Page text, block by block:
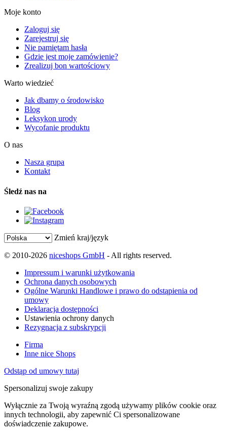
Moje konto
Zaloguj się
Zarejestruj się
Nie pamiętam hasła
Gdzie jest moje zamówienie?
Zrealizuj bon wartościowy
Warto wiedzieć
Jak dbamy o środowisko
Blog
Leksykon urody
Wycofanie produktu
O nas
Nasza grupa
Kontakt
Śledź nas na
Zmień kraj/język
© 2010-2026 niceshops GmbH - All rights reserved.
Impressum i warunki użytkowania
Ochrona danych osobowych
Ogólne Warunki Handlowe i prawo do odstąpienia od
umowy
Deklaracja dostępności
Ustawienia ochrony danych
Rezygnacja z subskrypcji
Firma
Inne nice Shops
Odstąp od umowy tutaj
Spersonalizuj swoje zakupy
Wyłącznie za Twoją wyraźną zgodą używamy plików cookie oraz
innych technologii, aby zapewnić Ci spersonalizowane
doświadczenie zakupowe.